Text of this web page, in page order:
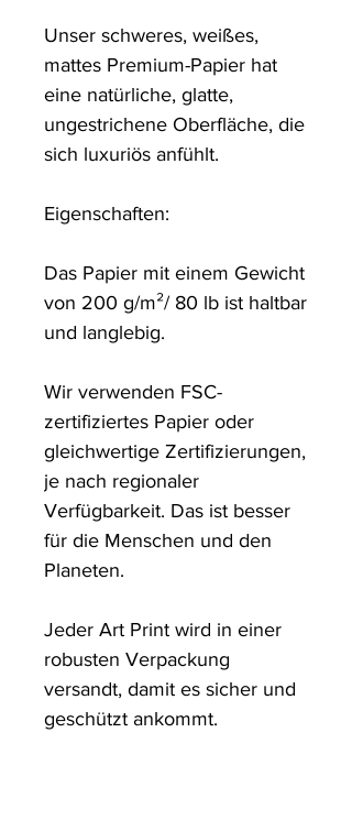
Unser schweres, weißes,
mattes Premium-Papier hat
eine natürliche, glatte,
ungestrichene Oberfläche, die
sich luxuriös anfühlt.
Eigenschaften:
Das Papier mit einem Gewicht
von 200 g/m²/ 80 lb ist haltbar
und langlebig.
Wir verwenden FSC-
zertifiziertes Papier oder
gleichwertige Zertifizierungen,
je nach regionaler
Verfügbarkeit. Das ist besser
für die Menschen und den
Planeten.
Jeder Art Print wird in einer
robusten Verpackung
versandt, damit es sicher und
geschützt ankommt.